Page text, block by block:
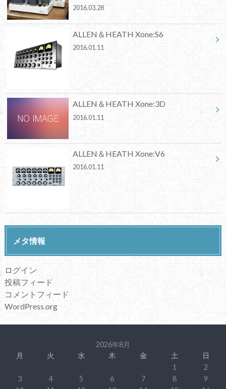
2016.03.28
ALLEN＆HEATH Xone:S6
2016.01.11
ALLEN＆HEATH Xone:3D
2016.01.11
ALLEN＆HEATH Xone:V6
2016.01.11
メタ情報
ログイン
投稿フィード
コメントフィード
WordPress.org
2026年8月
月
火 水 木 金 土
日
1
2
3
4 5 6 7 8
9